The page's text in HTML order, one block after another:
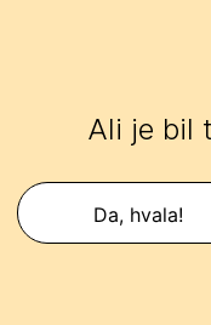
Ali je bil
Da, hvala!